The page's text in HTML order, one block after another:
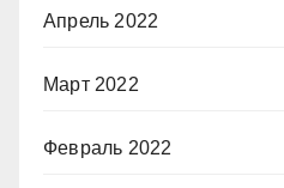
Апрель 2022
Март 2022
Февраль 2022